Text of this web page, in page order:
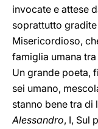
invocate e attese
soprattutto
Misericordioso,
famiglia umana
Un grande poeta,
sei umano,
stanno bene tra di
Alessandro, I, Sul